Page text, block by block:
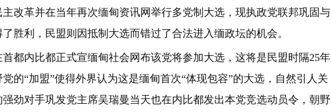
改革并在当年再次缅甸资讯网举行多党制大选，现执政党联邦巩固与
胜利，民盟则因抵制大选而错过了合法进入缅政坛的机会。
都内比都正式宣缅甸社会网布该党将参加大选，这将是民盟时隔25年
的“加盟”使得外界认为这是缅甸首次“体现包容”的大选，自然引人关
劲对手巩发党主席吴瑞曼当天也在内比都发出本党竞选动员令，朝野